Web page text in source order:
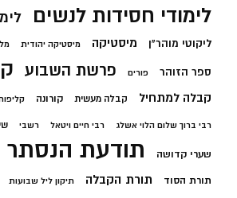
לימודי חסידות לנשים
ליקוטי מוהר"ן מיסטיקה מיסטיקה יהודית
ספר הזוהר פורים פרשת השבוע
קבלה למתחיל קבלה מעשית קורונה
רבי ברוך שלום הלוי אשלג רבי חיים ויטאל רשבי
שערי קדושה תודעת הנסתר
תורת הסוד תורת הקבלה תיקון ליל שבועות